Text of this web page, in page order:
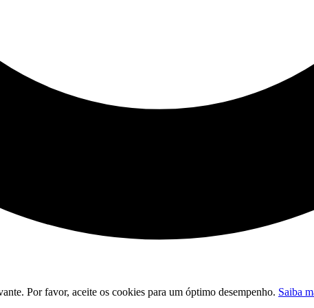
Por favor, aceite os cookies para um óptimo desempenho. Saiba